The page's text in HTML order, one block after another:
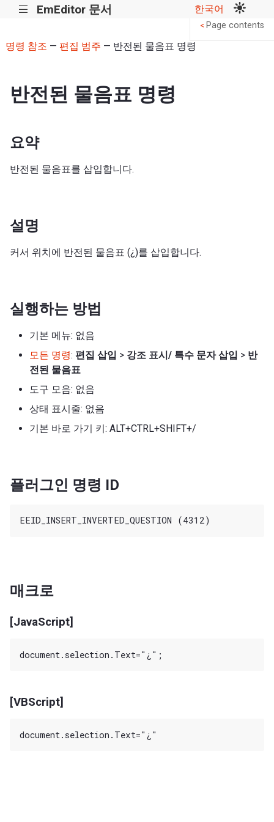
||| EmEditor 문서 한국어
명령 참조 — 편집 범주 — 반전된 물음표 명령
반전된 물음표 명령
요약
반전된 물음표를 삽입합니다.
설명
커서 위치에 반전된 물음표 (¿)를 삽입합니다.
실행하는 방법
기본 메뉴: 없음
모든 명령: 편집 삽입 > 강조 표시/ 특수 문자 삽입 > 반
전된 물음표
도구 모음: 없음
상태 표시줄: 없음
기본 바로 가기 키: ALT+CTRL+SHIFT+/
플러그인 명령 ID
매크로
[JavaScript]
[VBScript]
< Page contents